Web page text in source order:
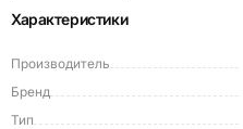
Характеристики
Производитель
Бренд
Тип